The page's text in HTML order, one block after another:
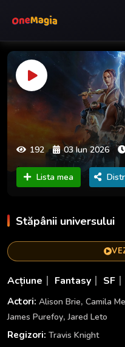
192 03 Iun 2026
Lista mea
Stăpânii universului
Acțiune Fantasy SF
Actori: Alison Brie, Camila
James Purefoy,Jared Leto
Regizori: Travis Knight